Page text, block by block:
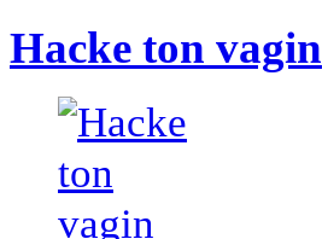
Hacke ton vagin